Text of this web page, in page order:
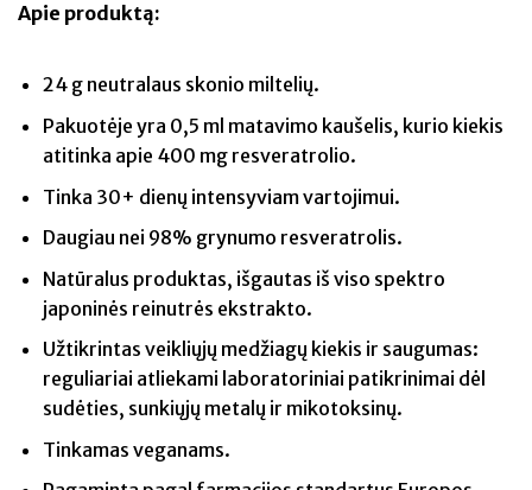
Apie produktą:
24 g neutralaus skonio miltelių.
Pakuotėje yra 0,5 ml matavimo kaušelis, kurio kiekis
atitinka apie 400 mg resveratrolio.
Tinka 30+ dienų intensyviam vartojimui.
Daugiau nei 98% grynumo resveratrolis.
Natūralus produktas, išgautas iš viso spektro
japoninės reinutrės ekstrakto.
Užtikrintas veikliųjų medžiagų kiekis ir saugumas:
reguliariai atliekami laboratoriniai patikrinimai dėl
sudėties, sunkiųjų metalų ir mikotoksinų.
Tinkamas veganams.